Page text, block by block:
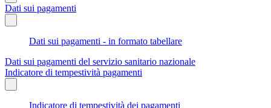
Dati sui pagamenti
Dati sui pagamenti - in formato tabellare
Dati sui pagamenti del servizio sanitario nazionale
Indicatore di tempestività pagamenti
Indicatore di tempestività dei pagamenti